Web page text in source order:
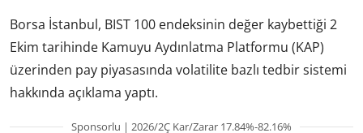
Borsa İstanbul, BIST 100 endeksinin değer kaybettiği 2
Ekim tarihinde Kamuyu Aydınlatma Platformu (KAP)
üzerinden pay piyasasında volatilite bazlı tedbir sistemi
hakkında açıklama yaptı.
Sponsorlu | 2026/2Ç Kar/Zarar 17.84%-82.16%